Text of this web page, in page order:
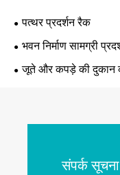
पत्थर प्रदर्शन रैक
भवन निर्माण सामग्री
जूते और कपड़े की दुकान
संपर्क सूचना